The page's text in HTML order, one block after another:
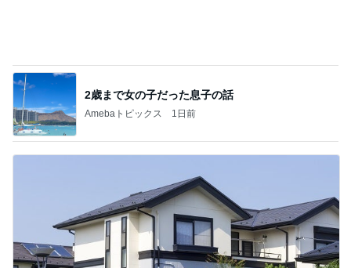
謝りたい義母に喧嘩覚悟で向かう私